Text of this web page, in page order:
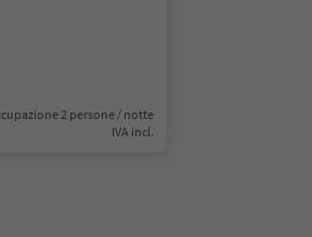
2 persone / notte
IVA incl.